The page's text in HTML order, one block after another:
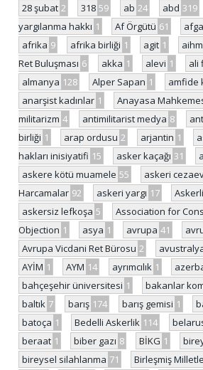
28 şubat 2 318 59 ab 24 abd 319
yargılanma hakkı 1 Af Örgütü 61
afrika 9 afrika birliği 1 agit 1 aihm
Ret Buluşması 6 akka 1 alevi 1 ali
almanya 128 Alper Sapan 1 amfide
anarşist kadınlar 1 Anayasa
militarizm 4 antimilitarist medya 8
birliği 1 arap ordusu 2 arjantin 1
hakları inisiyatifi 15 asker kaçağı 31
askere kötü muamele 55 askeri
Harcamalar 92 askeri yargı 17
askersiz lefkoşa 5
Association for
Objection 1 asya 1 avrupa 41
Avrupa Vicdani Ret Bürosu 2
AYİM 1 AYM 14 ayrımcılık 1
bahçeşehir üniversitesi 1 bakanlar
baltık 7 barış 174 barış gemisi 1
batoça 1 Bedelli Askerlik 114
beraat 1 biber gazı 8 BİKG 1
bireysel silahlanma 71 Birleşmiş